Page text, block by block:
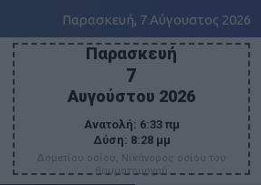
Παρασκευή, 7 Αύγουστος 2026
Παρασκευή
7
Αυγούστου 2026
Ανατολή: 6:33 πμ
Δύση: 8:28 μμ
Δομετίου οσίου, Νικάνορος οσίου του
θαυματουργού